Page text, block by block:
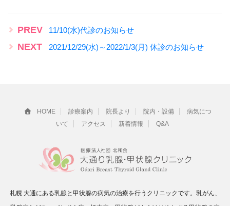
PREV 11/10(水)代診のお知らせ
NEXT 2021/12/29(水)～2022/1/3(月) 休診のお知らせ
HOME 診療案内 院長より 院内・設備
病気につ
いて
アクセス 新着情報 Q&A
札幌 大通にある乳腺と甲状腺の病気の治療を行うクリニックです。乳がん、